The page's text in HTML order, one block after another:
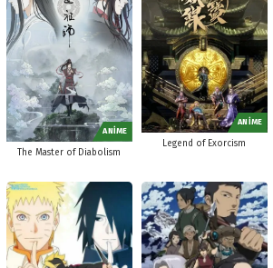
ANİME
The Master of Diabolism
ANİME
Legend of Exorcism